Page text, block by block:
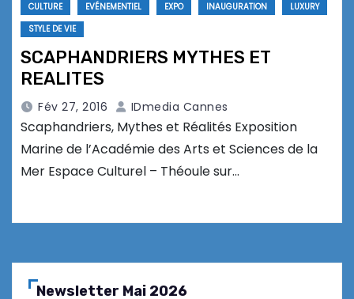
CULTURE EVÉNEMENTIEL EXPO INAUGURATION
LUXURY
STYLE DE VIE
SCAPHANDRIERS MYTHES ET
REALITES
Fév 27, 2016 IDmedia Cannes
Scaphandriers, Mythes et Réalités Exposition
Marine de l’Académie des Arts et Sciences de la
Mer Espace Culturel – Théoule sur…
Newsletter Mai 2026